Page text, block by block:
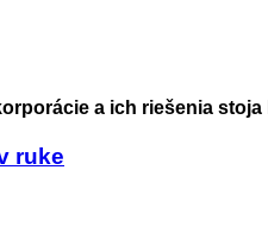
a ich riešenia
ruke